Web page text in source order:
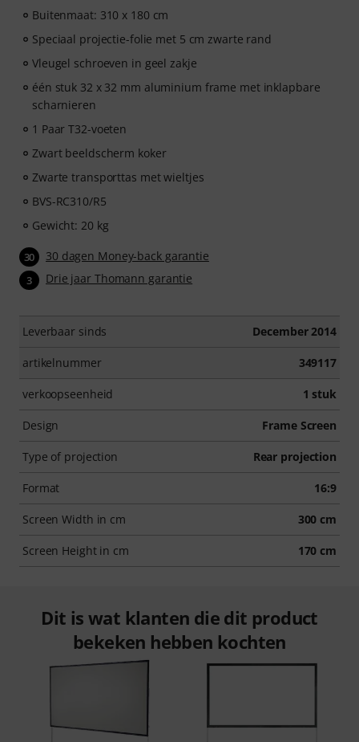
Buitenmaat: 310 x 180 cm
Speciaal projectie-folie met 5 cm zwarte rand
Vleugel schroeven in geel zakje
één stuk 32 x 32 mm aluminium frame met inklapbare
scharnieren
1 Paar T32-voeten
Zwart beeldscherm koker
Zwarte transporttas met wieltjes
BVS-RC310/R5
Gewicht: 20 kg
30 30 dagen Money-back garantie
3 Drie jaar Thomann garantie
Leverbaar sinds December 2014
artikelnummer 349117
verkoopseenheid 1 stuk
Design Frame Screen
Type of projection Rear projection
Format 16:9
Screen Width in cm 300 cm
Screen Height in cm 170 cm
Dit is wat klanten die dit product
bekeken hebben kochten